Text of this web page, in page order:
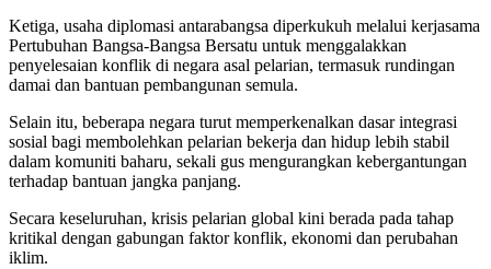
Ketiga, usaha diplomasi antarabangsa diperkukuh melalui kerjasama
Pertubuhan Bangsa-Bangsa Bersatu untuk menggalakkan
penyelesaian konflik di negara asal pelarian, termasuk rundingan
damai dan bantuan pembangunan semula.
Selain itu, beberapa negara turut memperkenalkan dasar integrasi
sosial bagi membolehkan pelarian bekerja dan hidup lebih stabil
dalam komuniti baharu, sekali gus mengurangkan kebergantungan
terhadap bantuan jangka panjang.
Secara keseluruhan, krisis pelarian global kini berada pada tahap
kritikal dengan gabungan faktor konflik, ekonomi dan perubahan
iklim.